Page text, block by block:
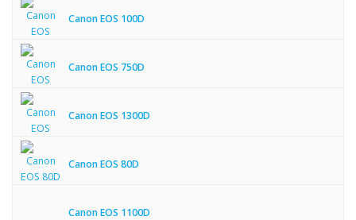
Canon EOS 100D
Canon EOS 750D
Canon EOS 1300D
Canon EOS 80D
Canon EOS 1100D